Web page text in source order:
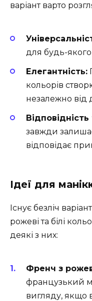
варіант варто
для будь-якого
Елегантність:
кольорів
незалежно від
завжди
відповідає
Ідеї для
Існує безліч
рожеві та білі
деякі з них:
Френч з
французький
вигляду, якщо